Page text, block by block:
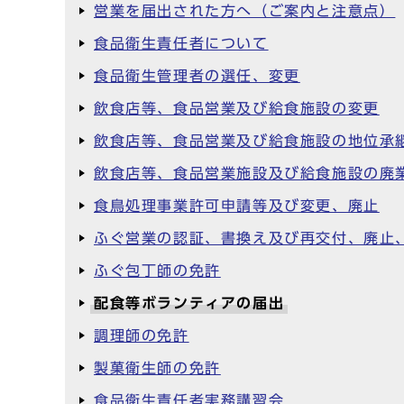
営業を届出された方へ（ご案内と注意点）
食品衛生責任者について
食品衛生管理者の選任、変更
飲食店等、食品営業及び給食施設の変更
飲食店等、食品営業及び給食施設の地位承
飲食店等、食品営業施設及び給食施設の廃
食鳥処理事業許可申請等及び変更、廃止
ふぐ営業の認証、書換え及び再交付、廃止
ふぐ包丁師の免許
配食等ボランティアの届出
調理師の免許
製菓衛生師の免許
食品衛生責任者実務講習会